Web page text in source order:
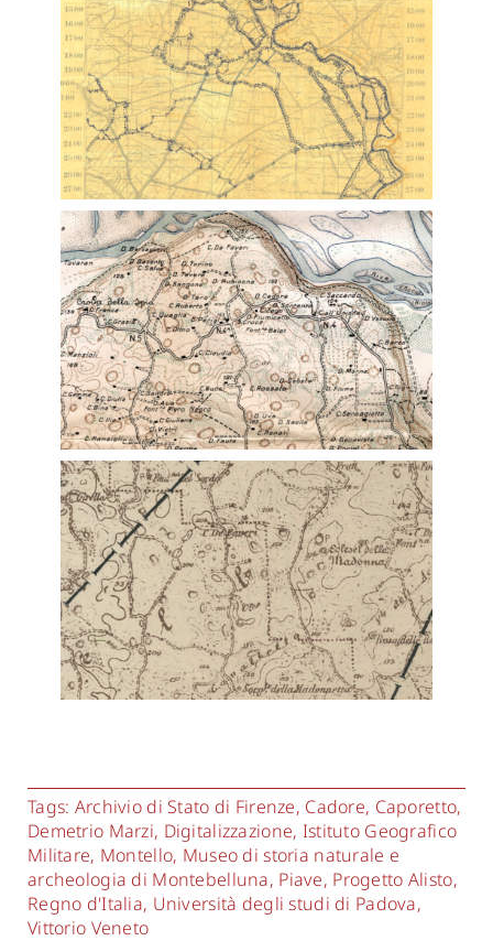
Tags: Archivio di Stato di Firenze, Cadore, Caporetto,
Demetrio Marzi, Digitalizzazione, Istituto Geografico
Militare, Montello, Museo di storia naturale e
archeologia di Montebelluna, Piave, Progetto Alisto,
Regno d'Italia, Università degli studi di Padova,
Vittorio Veneto